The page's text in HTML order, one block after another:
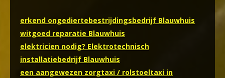
erkend ongediertebestrijdingsbedrijf Blauwhuis
witgoed reparatie Blauwhuis
elektricien nodig? Elektrotechnisch
installatiebedrijf Blauwhuis
een aangewezen zorgtaxi / rolstoeltaxi in